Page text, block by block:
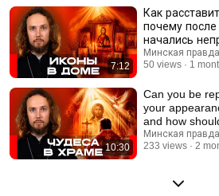
7:12
Как
почему после
начались
Топ-5
Минская правда
50 views
1
10:30
Can you be
your
and how
during
Минская правда
233 views
2